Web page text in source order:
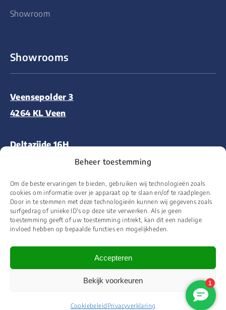
Beheer toestemming
Om de beste ervaringen te bieden, gebruiken wij technologieën zoals
cookies om informatie over je apparaat op te slaan en/of te raadplegen.
Door in te stemmen met deze technologieën kunnen wij gegevens zoals
surfgedrag of unieke ID's op deze site verwerken. Als je geen
toestemming geeft of uw toestemming intrekt, kan dit een nadelige
invloed hebben op bepaalde functies en mogelijkheden.
Accepteren
Bekijk voorkeuren
Cookiebeleid Privacyverklaring
Showroom
Showrooms
Veensepolder 3
4264 KL Veen
Deltazijde 16H
1261 ZM Blaricum
Aalsmeerderweg 227
1432 CM Aalsmeer
Wooms